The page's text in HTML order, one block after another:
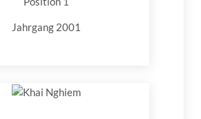
Jahrgang 2001